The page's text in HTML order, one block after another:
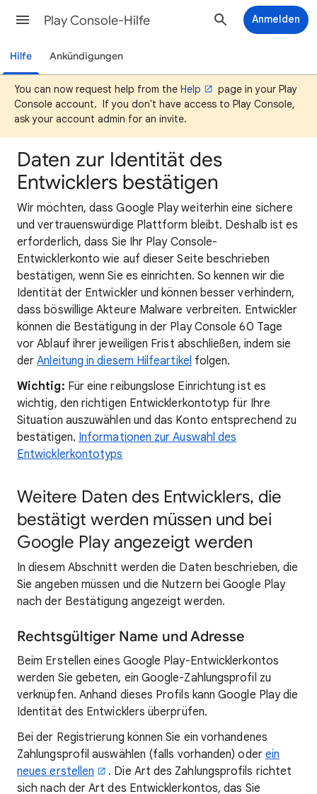
Play Console-Hilfe Anmelden
Hilfe Ankündigungen
You can now request help from the Help
page in your Play
Console account. If you don't have access to Play Console,
ask your account admin for an invite.
Daten zur Identität des
Entwicklers bestätigen
Wir möchten, dass Google Play weiterhin eine sichere
und vertrauenswürdige Plattform bleibt. Deshalb ist es
erforderlich, dass Sie Ihr Play Console-
Entwicklerkonto wie auf dieser Seite beschrieben
bestätigen, wenn Sie es einrichten. So kennen wir die
Identität der Entwickler und können besser verhindern,
dass böswillige Akteure Malware verbreiten. Entwickler
können die Bestätigung in der Play Console 60 Tage
vor Ablauf ihrer jeweiligen Frist abschließen, indem sie
derAnleitung in diesem Hilfeartikel folgen.
Wichtig: Für eine reibungslose Einrichtung ist es
wichtig, den richtigen Entwicklerkontotyp für Ihre
Situation auszuwählen und das Konto entsprechend zu
bestätigen. Informationen zur Auswahl des
Entwicklerkontotyps
Weitere Daten des Entwicklers, die
bestätigt werden müssen und bei
Google Play angezeigt werden
In diesem Abschnitt werden die Daten beschrieben, die
Sie angeben müssen und die Nutzern bei Google Play
nach der Bestätigung angezeigt werden.
Rechtsgültiger Name und Adresse
Beim Erstellen eines Google Play-Entwicklerkontos
werden Sie gebeten, ein Google-Zahlungsprofil zu
verknüpfen. Anhand dieses Profils kann Google Play die
Identität des Entwicklers überprüfen.
Bei der Registrierung können Sie ein vorhandenes
Zahlungsprofil auswählen (falls vorhanden) oder ein
neues erstellen
. Die Art des Zahlungsprofils richtet
sich nach der Art des Entwicklerkontos, das Sie